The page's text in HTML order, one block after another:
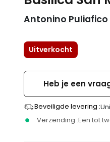
Antonino Puliafico
Uitverkocht
Heb je een
Beveiligde levering :
Verzending :Een tot